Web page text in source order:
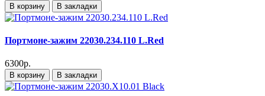
В корзину В закладки
Портмоне-зажим 22030.234.110 L.Red
6300р.
В корзину В закладки